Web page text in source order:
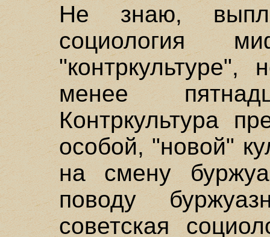
Не знаю,
социология
менее
Контркультура
особой, "новой"
на смену
поводу
советская